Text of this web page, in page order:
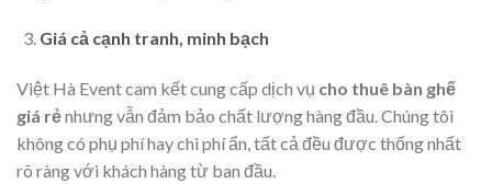
Giá cả cạnh tranh, minh bạch
Việt Hà Event cam kết cung cấp dịch vụ cho thuê bàn ghế
giá rẻnhưng vẫn đảm bảo chất lượng hàng đầu. Chúng tôi
không có phụ phí hay chi phí ẩn, tất cả đều được thống nhất
rõ ràng với khách hàng từ ban đầu.